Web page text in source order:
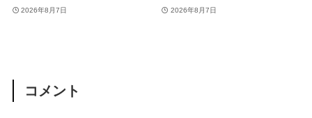
｢Amazonマンガ毎週末セ
2026年8月7日 で販売中
2026年8月7日
コメント